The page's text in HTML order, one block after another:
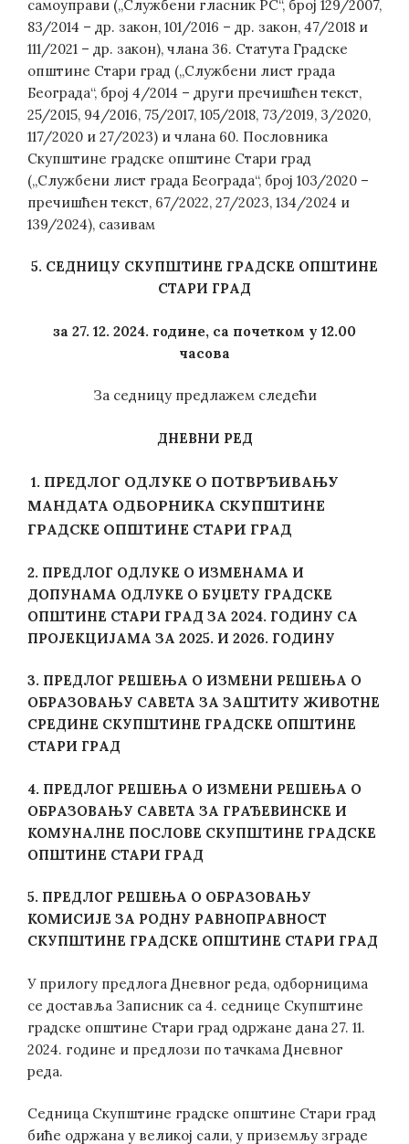
самоуправи („Службени гласник РС“, број 129/2007,
83/2014 – др. закон, 101/2016 – др. закон, 47/2018 и
111/2021 – др. закон), члана 36. Статута Градске
општине Стари град („Службени лист града
Београда“, број 4/2014 – други пречишћен текст,
25/2015, 94/2016, 75/2017, 105/2018, 73/2019, 3/2020,
117/2020 и 27/2023) и члана 60. Пословника
Скупштине градске општине Стари град
(„Службени лист града Београда“, број 103/2020 –
пречишћен текст, 67/2022, 27/2023, 134/2024 и
139/2024), сазивам
5. СЕДНИЦУ СКУПШТИНЕ ГРАДСКЕ ОПШТИНЕ
СТАРИ ГРАД
за 27. 12. 2024. године, са почетком у 12.00
часова
За седницу предлажем следећи
ДНЕВНИ РЕД
1. ПРЕДЛОГ ОДЛУКЕ О ПОТВРЂИВАЊУ
МАНДАТА ОДБОРНИКА СКУПШТИНЕ
ГРАДСКЕ ОПШТИНЕ СТАРИ ГРАД
2. ПРЕДЛОГ ОДЛУКЕ О ИЗМЕНАМА И
ДОПУНАМА ОДЛУКЕ О БУЏЕТУ ГРАДСКЕ
ОПШТИНЕ СТАРИ ГРАД ЗА 2024. ГОДИНУ СА
ПРОЈЕКЦИЈАМА ЗА 2025. И 2026. ГОДИНУ
3. ПРЕДЛОГ РЕШЕЊА О ИЗМЕНИ РЕШЕЊА О
ОБРАЗОВАЊУ САВЕТА ЗА ЗАШТИТУ ЖИВОТНЕ
СРЕДИНЕ СКУПШТИНЕ ГРАДСКЕ ОПШТИНЕ
СТАРИ ГРАД
4. ПРЕДЛОГ РЕШЕЊА О ИЗМЕНИ РЕШЕЊА О
ОБРАЗОВАЊУ САВЕТА ЗА ГРАЂЕВИНСКЕ И
КОМУНАЛНЕ ПОСЛОВЕ СКУПШТИНЕ ГРАДСКЕ
ОПШТИНЕ СТАРИ ГРАД
5. ПРЕДЛОГ РЕШЕЊА О ОБРАЗОВАЊУ
КОМИСИЈЕ ЗА РОДНУ РАВНОПРАВНОСТ
СКУПШТИНЕ ГРАДСКЕ ОПШТИНЕ СТАРИ ГРАД
У прилогу предлога Дневног реда, одборницима
се доставља Записник са 4. седнице Скупштине
градске општине Стари град одржане дана 27. 11.
2024. године и предлози по тачкама Дневног
реда.
Седница Скупштине градске општине Стари град
биће одржана у великој сали, у приземљу зграде